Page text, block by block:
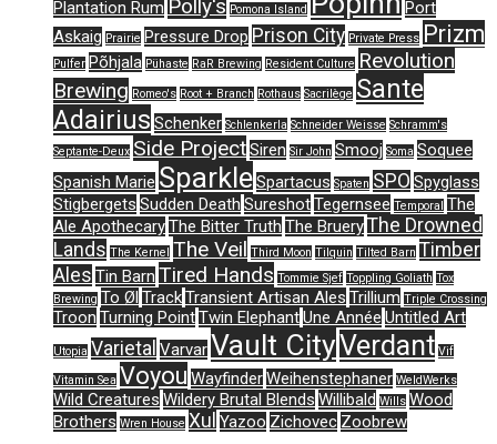
Plantation Rum Polly's Pomona Island
Port
Askaig Prairie Pressure Drop Prison City Private Press Prizm
Pulfer Põhjala Pühaste RaR Brewing Resident Culture Revolution
Brewing Romeo's Root + Branch Rothaus Sacrilège Sante
Adairius Schenker Schlenkerla Schneider Weisse Schramm's
Septante-Deux Side ProjectSiren Sir John Smooj Soma Soquee
Spanish Marie SparkleSpartacus Spaten SPO Spyglass
Stigbergets Sudden Death SureshotTegernsee Temporal The
Ale ApothecaryThe Bitter Truth The BrueryThe Drowned
Lands The Kernel The Veil Third Moon Tilquin Tilted Barn Timber
Ales Tin Barn Tired Hands Tommie Sjef Toppling Goliath Tox
Brewing To Øl TrackTransient Artisan Ales Trillium Triple Crossing
Troon Turning PointTwin ElephantUne Année Untitled Art
Utopia Varietal VarvarVault CityVerdant Vif
Vitamin Sea Voyou WayfinderWeihenstephaner WeldWerks
Wild Creatures Wildery Brutal Blends Willibald Wills Wood
Brothers Wren House Xul Yazoo Zichovec Zoobrew